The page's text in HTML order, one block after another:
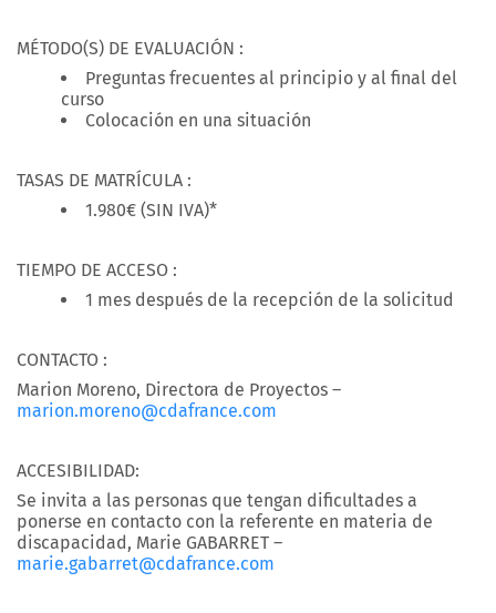
MÉTODO(S) DE EVALUACIÓN :
Preguntas frecuentes al principio y al final del
curso
Colocación en una situación
TASAS DE MATRÍCULA :
1.980€ (SIN IVA)*
TIEMPO DE ACCESO :
1 mes después de la recepción de la solicitud
CONTACTO :
Marion Moreno, Directora de Proyectos –
marion.moreno@cdafrance.com
ACCESIBILIDAD:
Se invita a las personas que tengan dificultades a
ponerse en contacto con la referente en materia de
discapacidad, Marie GABARRET –
marie.gabarret@cdafrance.com